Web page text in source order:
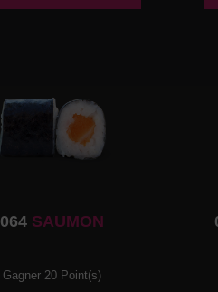
064 SAUMON
Gagner 20 Point(s)